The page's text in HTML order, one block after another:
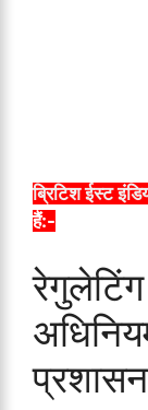
ब्रिटिश ईस्ट
हैं:-